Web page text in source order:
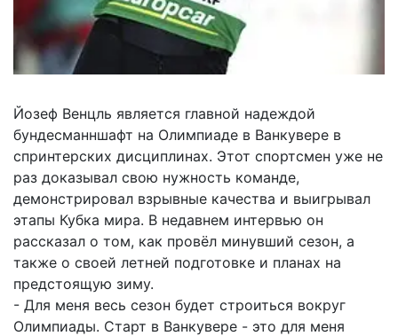
Йозеф Венцль является главной надеждой
бундесманншафт на Олимпиаде в Ванкувере в
спринтерских дисциплинах. Этот спортсмен уже не
раз доказывал свою нужность команде,
демонстрировал взрывные качества и выигрывал
этапы Кубка мира. В недавнем интервью он
рассказал о том, как провёл минувший сезон, а
также о своей летней подготовке и планах на
предстоящую зиму.
- Для меня весь сезон будет строиться вокруг
Олимпиады. Старт в Ванкувере - это для меня